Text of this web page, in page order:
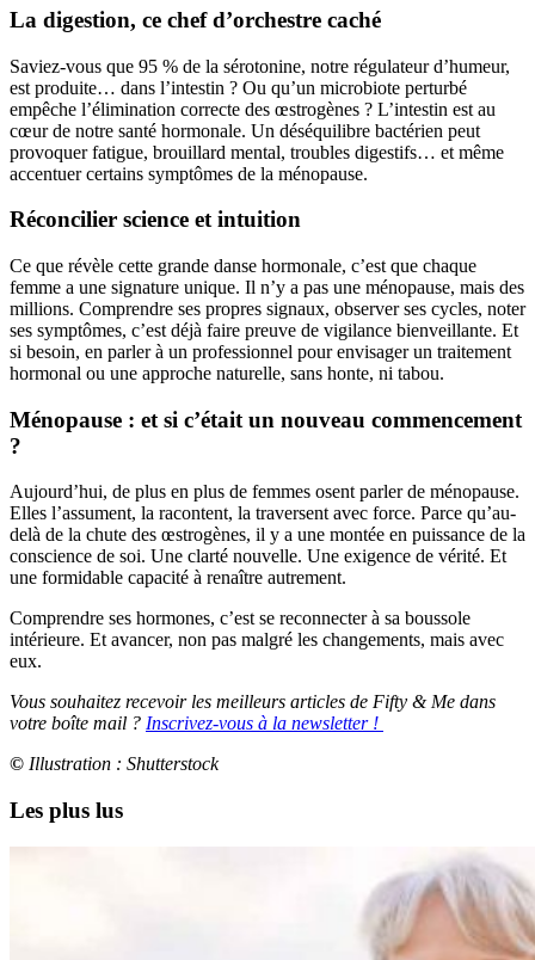
La digestion, ce chef d’orchestre caché
Saviez-vous que 95 % de la sérotonine, notre régulateur d’humeur,
est produite… dans l’intestin ? Ou qu’un microbiote perturbé
empêche l’élimination correcte des œstrogènes ? L’intestin est au
cœur de notre santé hormonale. Un déséquilibre bactérien peut
provoquer fatigue, brouillard mental, troubles digestifs… et même
accentuer certains symptômes de la ménopause.
Réconcilier science et intuition
Ce que révèle cette grande danse hormonale, c’est que chaque
femme a une signature unique. Il n’y a pas une ménopause, mais des
millions. Comprendre ses propres signaux, observer ses cycles, noter
ses symptômes, c’est déjà faire preuve de vigilance bienveillante. Et
si besoin, en parler à un professionnel pour envisager un traitement
hormonal ou une approche naturelle, sans honte, ni tabou.
Ménopause : et si c’était un nouveau commencement
?
Aujourd’hui, de plus en plus de femmes osent parler de ménopause.
Elles l’assument, la racontent, la traversent avec force. Parce qu’au-
delà de la chute des œstrogènes, il y a une montée en puissance de la
conscience de soi. Une clarté nouvelle. Une exigence de vérité. Et
une formidable capacité à renaître autrement.
Comprendre ses hormones, c’est se reconnecter à sa boussole
intérieure. Et avancer, non pas malgré les changements, mais avec
eux.
Vous souhaitez recevoir les meilleurs articles de Fifty & Me dans
votre boîte mail ? Inscrivez-vous à la newsletter !
© Illustration : Shutterstock
Les plus lus